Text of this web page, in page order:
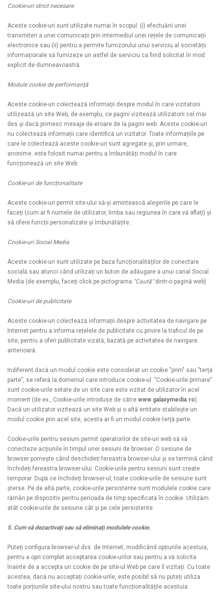
Cookie-uri strict necesare
Aceste cookie-uri sunt utilizate numai în scopul: (i) efectuării unei
transmiteri a unei comunicații prin intermediul unei rețele de comunicații
electronice sau (ii) pentru a permite furnizorului unui serviciu al societății
informaționale să furnizeze un astfel de serviciu ca fiind solicitat în mod
explicit de dumneavoastră.
Module cookie de performanță
Aceste cookie-uri colectează informații despre modul în care vizitatorii
utilizează un site Web, de exemplu, ce pagini vizitează utilizatorii cel mai
des și dacă primesc mesaje de eroare de la pagini web. Aceste cookie-uri
nu colectează informații care identifică un vizitator. Toate informațiile pe
care le colectează aceste cookie-uri sunt agregate și, prin urmare,
anonime. este folosit numai pentru a îmbunătăți modul în care
funcționează un site Web.
Cookie-uri de funcționalitate
Aceste cookie-uri permit site-ului să-și amintească alegerile pe care le
faceți (cum ar fi numele de utilizator, limba sau regiunea în care vă aflați) și
să ofere funcții personalizate și îmbunătățite.
Cookie-uri Social Media
Aceste cookie-uri sunt utilizate pe baza funcționalităților de conectare
socială sau atunci când utilizați un buton de adăugare a unui canal Social
Media (de exemplu, faceți click pe pictograma "Caută"dintr-o pagină web)
Cookie-uri de publicitate
Aceste cookie-uri colectează informații despre activitatea de navigare pe
Internet pentru a informa rețelele de publicitate cu privire la traficul de pe
site, pentru a oferi publicitate vizată, bazată pe activitatea de navigare
anterioară.
Indiferent dacă un modul cookie este considerat un cookie "prim" sau "terță
parte", se referă la domeniul care introduce cookie-ul. "Cookie-urile primare"
sunt cookie-urile setate de un site care este vizitat de utilizator în acel
moment (de ex., Cookie-urile introduse de către www.galaxymedia.ro).
Dacă un utilizator vizitează un site Web și o altă entitate stabilește un
modul cookie prin acel site, acesta ar fi un modul cookie terță parte.
Cookie-urile pentru sesiuni permit operatorilor de site-uri web să vă
conecteze acțiunile în timpul unei sesiuni de browser. O sesiune de
browser pornește când deschideți fereastra browser-ului și se termină când
închideți fereastra browser-ului. Cookie-urile pentru sesiuni sunt create
temporar. După ce închideți browser-ul, toate cookie-urile de sesiune sunt
șterse. Pe de altă parte, cookie-urile persistente sunt modulele cookie care
rămân pe dispozitiv pentru perioada de timp specificată în cookie. Utilizăm
atât cookie-urile de sesiune cât și pe cele persistente.
5. Cum să dezactivați sau să eliminați modulele cookie.
Puteți configura browser-ul dvs. de Internet, modificând opțiunile acestuia,
pentru a opri complet acceptarea cookie-urilor sau pentru a vă solicita
înainte de a accepta un cookie de pe site-ul Web pe care îl vizitați. Cu toate
acestea, dacă nu acceptați cookie-urile, este posibil să nu puteți utiliza
toate porțiunile site-ului nostru sau toate funcționalitățile acestuia.